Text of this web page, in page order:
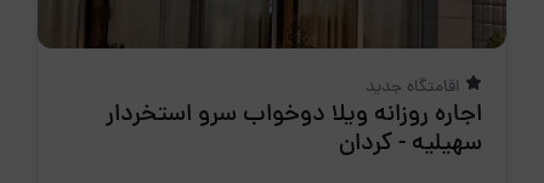
اقامتگاه جدید
اجاره روزانه ویلا دوخواب سرو استخردار
سهیلیه - کردان